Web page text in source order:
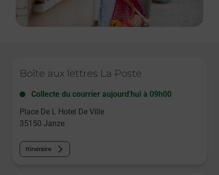
Boîte aux lettres La Poste
Collecte du courrier aujourd'hui à 09h00
Place De L Hotel De Ville
35150 Janze
Itinéraire